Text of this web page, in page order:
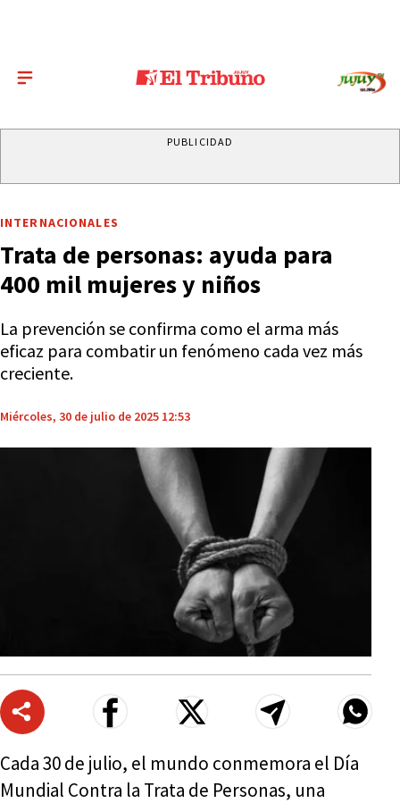
PUBLICIDAD
INTERNACIONALES
Trata de personas: ayuda para
400 mil mujeres y niños
La prevención se confirma como el arma más
eficaz para combatir un fenómeno cada vez más
creciente.
Miércoles, 30 de julio de 2025 12:53
Cada 30 de julio, el mundo conmemora el Día
Mundial Contra la Trata de Personas, una